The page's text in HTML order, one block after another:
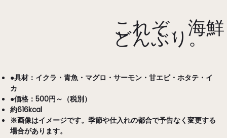
これぞ、海鮮
どんぶり。
●具材：イクラ・青魚・マグロ・サーモン・甘エビ・ホタテ・イ
カ
●価格：500円～（税別）
約616kcal
※画像はイメージです。季節や仕入れの都合で予告なく変更する
場合があります。